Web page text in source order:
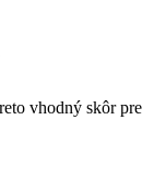
vhodný skôr pre